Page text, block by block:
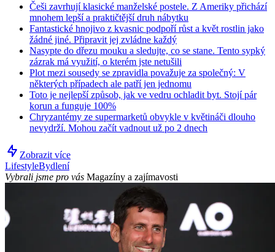
Češi zavrhují klasické manželské postele. Z Ameriky přichází
mnohem lepší a praktičtější druh nábytku
Fantastické hnojivo z kvasnic podpoří růst a květ rostlin jako
žádné jiné. Připravit jej zvládne každý
Nasypte do dřezu mouku a sledujte, co se stane. Tento sypký
zázrak má využití, o kterém jste netušili
Plot mezi sousedy se zpravidla považuje za společný: V
některých případech ale patří jen jednomu
Toto je nejlepší způsob, jak ve vedru ochladit byt. Stojí pár
korun a funguje 100%
Chryzantémy ze supermarketů obvykle v květináči dlouho
nevydrží. Mohou začít vadnout už po 2 dnech
Zobrazit více
LifestyleBydlení
Vybrali jsme pro vás Magazíny a zajímavosti